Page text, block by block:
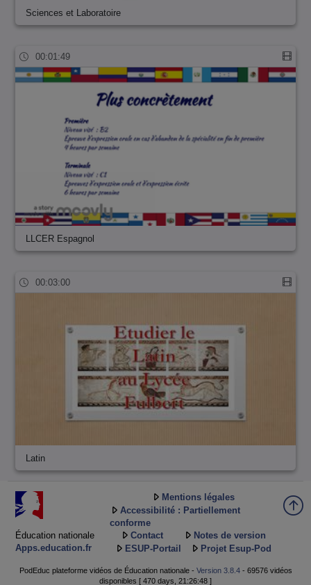
Sciences et Laboratoire
00:01:49
LLCER Espagnol
00:03:00
Latin
Éducation nationale
Apps.education.fr
Mentions légales
Accessibilité : Partiellement
conforme
Contact
Notes de version
ESUP-Portail
Projet Esup-Pod
PodEduc plateforme vidéos de Éducation nationale - Version 3.8.4- 69576 vidéos
disponibles [ 470 days, 21:26:48 ]